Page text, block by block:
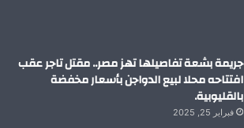
م
جريمة بشعة تفاصيلها تهز مصر.. مقتل تاجر عقب
افتتاحه محلا لبيع الدواجن بأسعار مخفضة
بالقليوبية.
فبراير 25, 2025